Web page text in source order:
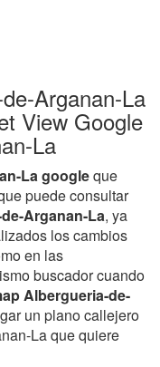
Arganan-La
View Google
La
La googleque
puede consultar
Arganan-La, ya
los cambios
en las
buscador cuando
Albergueria-de-
un plano callejero
La que quiere